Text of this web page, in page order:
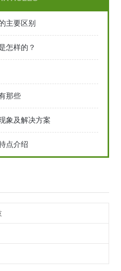
主要区别
怎样的？
那些
象及解决方案
点介绍